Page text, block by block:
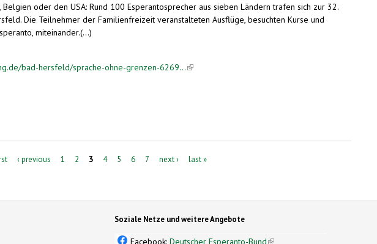
oder den USA: Rund 100 Esperantosprecher aus sieben Ländern trafen sich zur 32.
Die Teilnehmer der Familienfreizeit veranstalteten Ausflüge, besuchten Kurse und
miteinander.(...)
bad-hersfeld/sprache-ohne-grenzen-6269...(link is external)
ohne Grenzen
‹ previous 1 2 3 4 5 6 7 next › last »
Soziale Netze und weitere Angebote
Facebook:Deutscher Esperanto-Bund(link is external)